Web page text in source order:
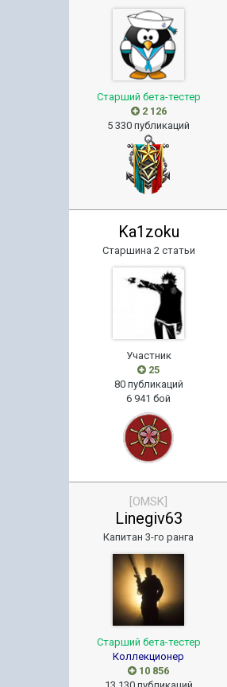
Старший бета-тестер
2 126
5 330 публикаций
Ka1zoku
Старшина 2 статьи
Участник
25
80 публикаций
6 941 бой
[OMSK]
Linegiv63
Капитан 3-го ранга
Старший бета-тестер
Коллекционер
10 856